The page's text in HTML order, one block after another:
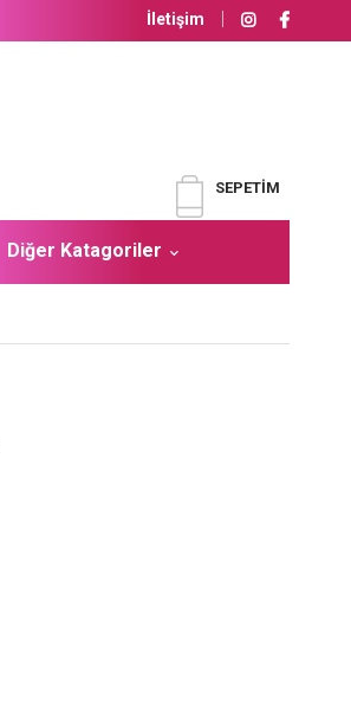
İletişim
SEPETIM
Diğer Katagoriler